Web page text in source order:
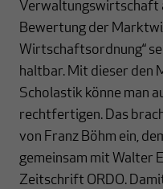
Verwaltungswirtschaft
Bewertung der
Wirtschaftsordnung“
haltbar. Mit dieser den
Scholastik könne man
rechtfertigen. Das
von Franz Böhm ein,
gemeinsam mit Walter
Zeitschrift ORDO.